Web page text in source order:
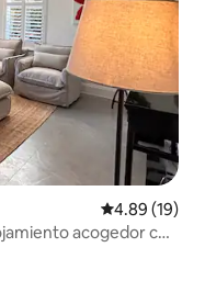
Calificación
4.89 (19)
acogedor con